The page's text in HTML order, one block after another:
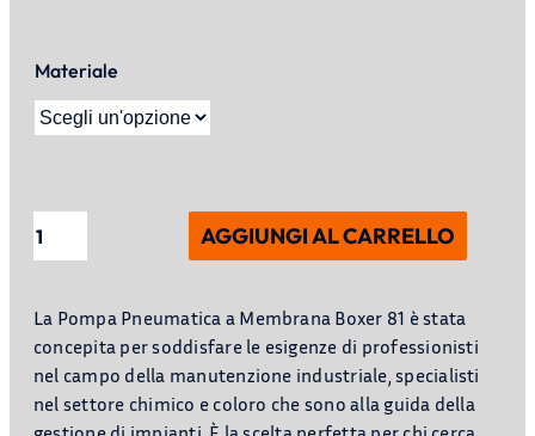
Materiale
Pompa
membrana
Boxer
81
quantità
AGGIUNGI AL CARRELLO
La Pompa Pneumatica a Membrana Boxer 81 è stata
concepita per soddisfare le esigenze di professionisti
nel campo della manutenzione industriale, specialisti
nel settore chimico e coloro che sono alla guida della